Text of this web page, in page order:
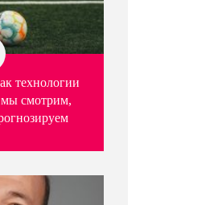
технологии
мы смотрим,